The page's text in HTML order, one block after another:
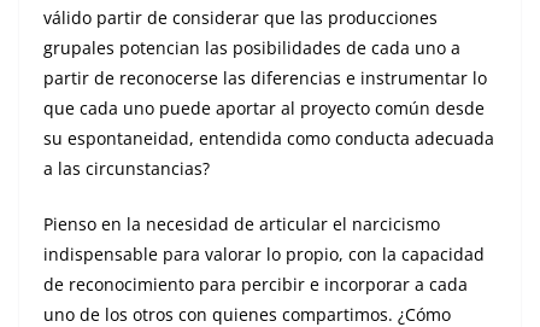
válido partir de considerar que las producciones
grupales potencian las posibilidades de cada uno a
partir de reconocerse las diferencias e instrumentar lo
que cada uno puede aportar al proyecto común desde
su espontaneidad, entendida como conducta adecuada
a las circunstancias?
Pienso en la necesidad de articular el narcicismo
indispensable para valorar lo propio, con la capacidad
de reconocimiento para percibir e incorporar a cada
uno de los otros con quienes compartimos. ¿Cómo